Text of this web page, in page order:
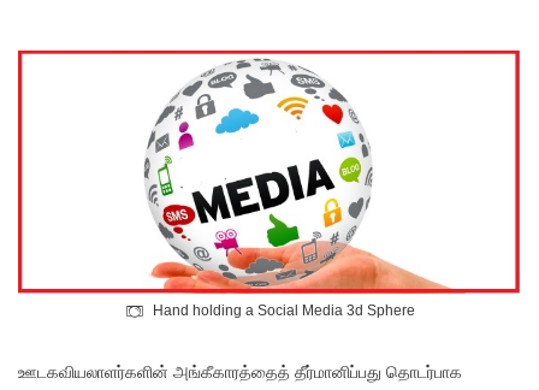
Hand holding a Social Media 3d Sphere
ஊடகவியலாளர்களின் அங்கீகாரத்தைத் தீர்மானிப்பது தொடர்பாக